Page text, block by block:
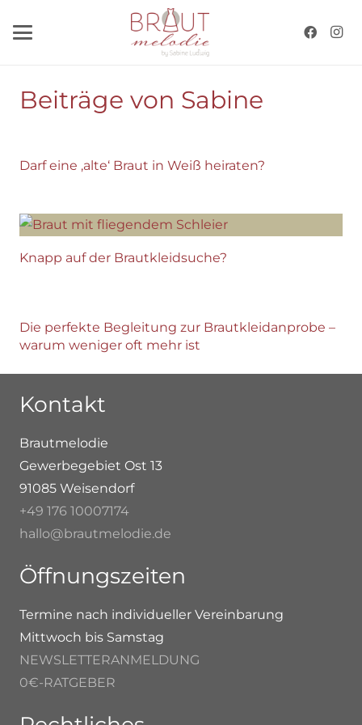
Beiträge von Sabine
Darf eine ‚alte‘ Braut in Weiß heiraten?
Knapp auf der Brautkleidsuche?
Die perfekte Begleitung zur Brautkleidanprobe –
warum weniger oft mehr ist
Kontakt
Brautmelodie
Gewerbegebiet Ost 13
91085 Weisendorf
+49 176 10007174
hallo@brautmelodie.de
Öffnungszeiten
Termine nach individueller Vereinbarung
Mittwoch bis Samstag
NEWSLETTERANMELDUNG
0€-RATGEBER